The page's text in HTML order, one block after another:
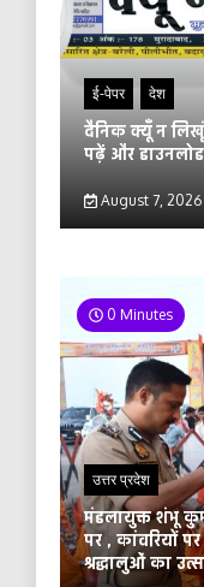
ई-पेपर देश
दैनिक क्यूँ न
पढ़ें और
August 7, 2026
0 Minutes
उत्तर प्रदेश
मंडलायुक्त शंभू
पर , कांवरियों
श्रद्धालुओं का